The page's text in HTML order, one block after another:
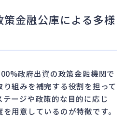
金融公庫による多様
政府出資の政策金融機関で
組みを補完する役割を担って
ージや政策的な目的に応じ
用意しているのが特徴です。